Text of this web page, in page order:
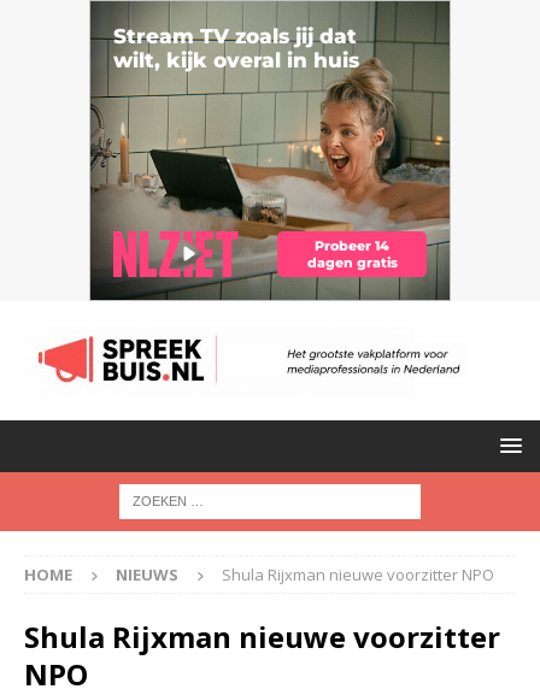
HOME NIEUWS Shula Rijxman nieuwe voorzitter NPO
Shula Rijxman nieuwe voorzitter
NPO